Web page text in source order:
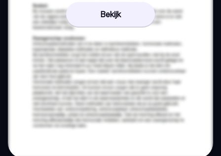
Bekijk